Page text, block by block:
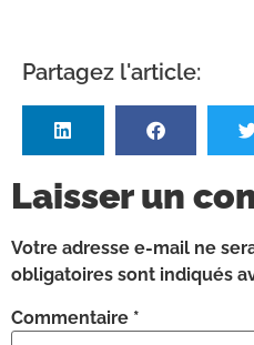
Partagez l'article:
Laisser un
Votre adresse e-mail ne
obligatoires sont indiqués
Commentaire *